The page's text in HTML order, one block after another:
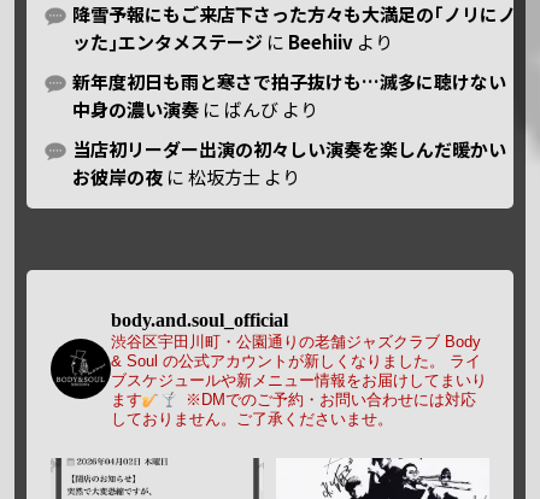
降雪予報にもご来店下さった方々も大満足の｢ノリにノ
ッた｣エンタメステージ に Beehiiv より
新年度初日も雨と寒さで拍子抜けも…滅多に聴けない
中身の濃い演奏 に ばんび より
当店初リーダー出演の初々しい演奏を楽しんだ暖かい
お彼岸の夜 に松坂方士 より
body.and.soul_official
渋谷区宇田川町・公園通りの老舗ジャズクラブ Body
& Soul の公式アカウントが新しくなりました。
ライ
ブスケジュールや新メニュー情報をお届けしてまいり
ます
※DMでのご予約・お問い合わせには対応
しておりません。ご了承くださいませ。